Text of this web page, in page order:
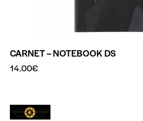
CARNET – NOTEBOOK DS
14.00€